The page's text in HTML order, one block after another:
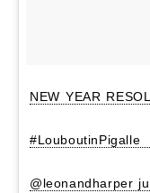
NEW YEAR
@leonandharper